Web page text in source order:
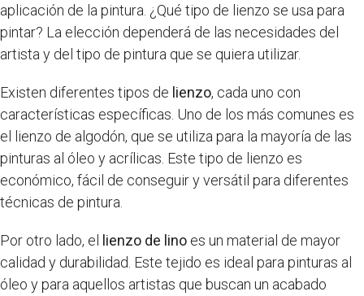
aplicación de la pintura. ¿Qué tipo de lienzo se usa para
pintar? La elección dependerá de las necesidades del
artista y del tipo de pintura que se quiera utilizar.
Existen diferentes tipos de lienzo, cada uno con
características específicas. Uno de los más comunes es
el lienzo de algodón, que se utiliza para la mayoría de las
pinturas al óleo y acrílicas. Este tipo de lienzo es
económico, fácil de conseguir y versátil para diferentes
técnicas de pintura.
Por otro lado, el lienzo de lino es un material de mayor
calidad y durabilidad. Este tejido es ideal para pinturas al
óleo y para aquellos artistas que buscan un acabado